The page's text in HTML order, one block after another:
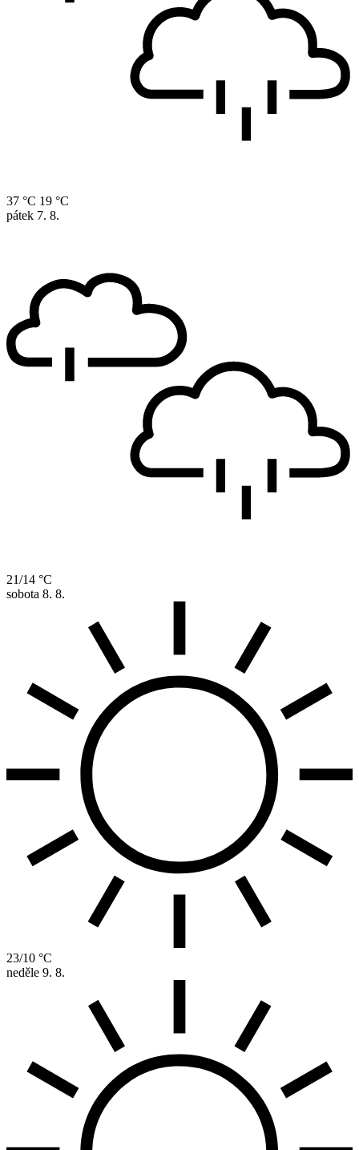
37 °C 19 °C
pátek 7. 8.
21/14 °C
sobota 8. 8.
23/10 °C
neděle 9. 8.